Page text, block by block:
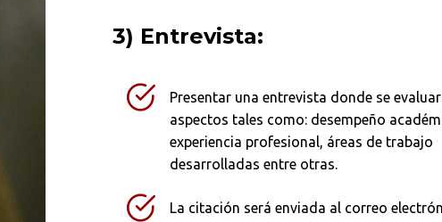
3) Entrevista:
Presentar una entrevista donde se
aspectos tales como: desempeño
experiencia profesional, áreas de trabajo
desarrolladas entre otras.
La citación será enviada al correo